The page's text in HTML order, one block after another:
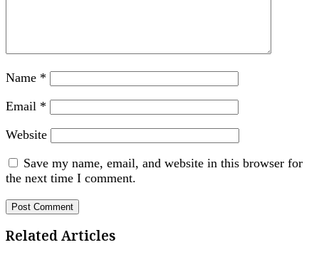
Name *
Email *
Website
Save my name, email, and website in this browser for
the next time I comment.
Related Articles